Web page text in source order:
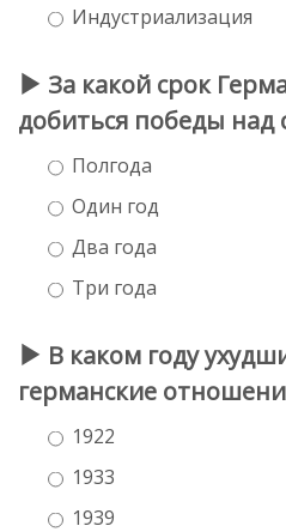
Индустриализация
За какой срок
добиться победы над
Полгода
Один год
Два года
Три года
В каком году
германские
1922
1933
1939